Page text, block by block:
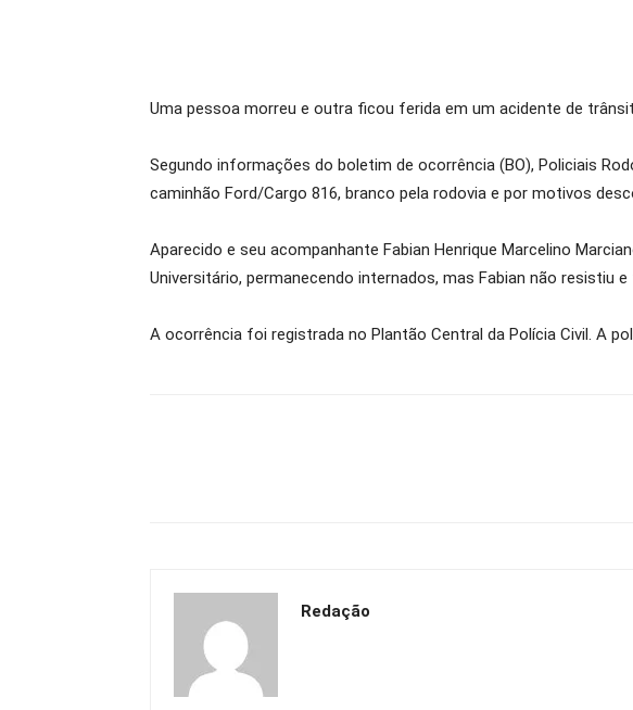
Uma pessoa morreu e outra ficou ferida em um acidente de
Segundo informações do boletim de ocorrência (BO), Policiais
caminhão Ford/Cargo 816, branco pela rodovia e por motivos
Aparecido e seu acompanhante Fabian Henrique Marcelino
Universitário, permanecendo internados, mas Fabian não resistiu e
A ocorrência foi registrada no Plantão Central da Polícia Civil. A
Redação